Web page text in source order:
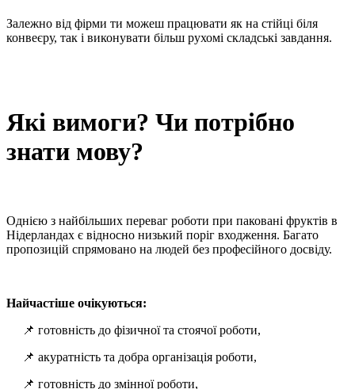
Залежно від фірми ти можеш працювати як на стійці біля
конвеєру, так і виконувати більш рухомі складські завдання.
Які вимоги? Чи потрібно
знати мову?
Однією з найбільших переваг роботи при паковані фруктів в
Нідерландах є відносно низький поріг входження. Багато
пропозицій спрямовано на людей без професійного досвіду.
Найчастіше очікуються:
📌 готовність до фізичної та стоячої роботи,
📌 акуратність та добра організація роботи,
📌 готовність до змінної роботи,